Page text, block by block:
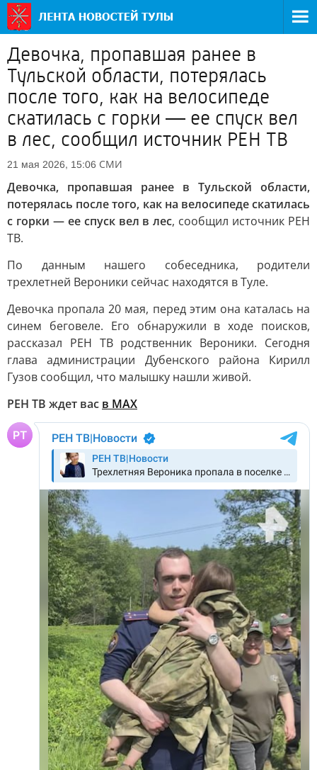
Девочка, пропавшая ранее в
Тульской области, потерялась
после того, как на велосипеде
скатилась с горки — ее спуск вел
в лес, сообщил источник РЕН ТВ
21 мая 2026, 15:06 СМИ
Девочка, пропавшая ранее в Тульской области,
потерялась после того, как на велосипеде скатилась
с горки — ее спуск вел в лес, сообщил источник РЕН
ТВ.
По данным нашего собеседника, родители
трехлетней Вероники сейчас находятся в Туле.
Девочка пропала 20 мая, перед этим она каталась на
синем беговеле. Его обнаружили в ходе поисков,
рассказал РЕН ТВ родственник Вероники. Сегодня
глава администрации Дубенского района Кирилл
Гузов сообщил, что малышку нашли живой.
РЕН ТВ ждет вас в MAX